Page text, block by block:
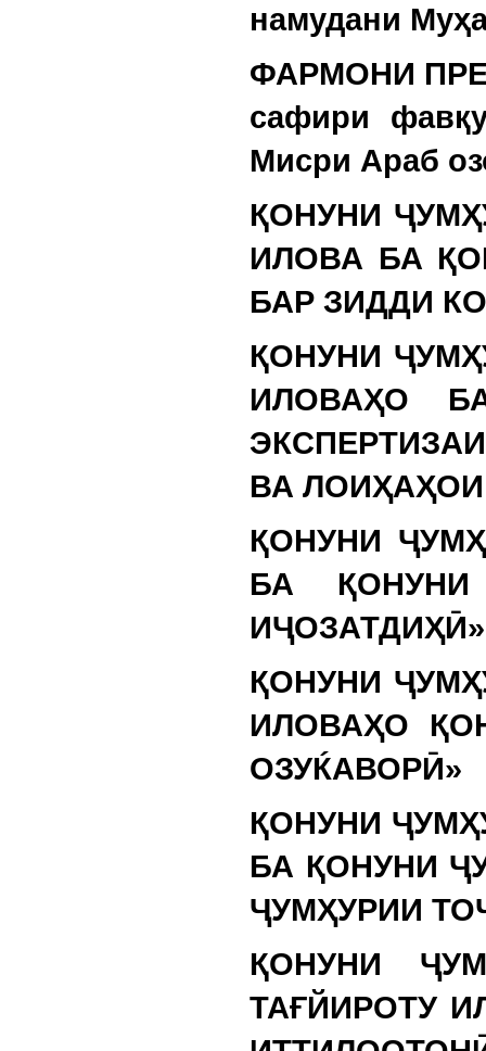
намудани
ФАРМОНИ
сафири
Мисри Араб
ҚОНУНИ
ИЛОВА БА
БАР ЗИДДИ
ҚОНУНИ
ИЛОВАҲО
ВА
ҚОНУНИ
БА
ИҶОЗАТДИҲӢ»
ҚОНУНИ
ИЛОВАҲО
ОЗУЌАВОРӢ»
ҚОНУНИ
БА ҚОНУНИ
ҶУМҲУРИИ
ҚОНУНИ
ТАҒЙИРОТУ